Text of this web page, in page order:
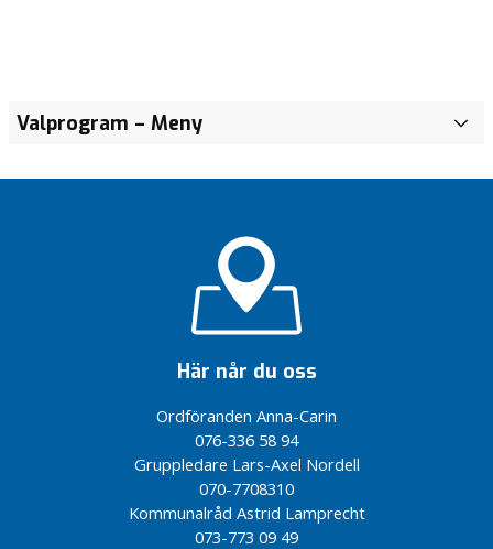
Valprogram – Meny
Här når du oss
Ordföranden Anna-Carin
076-336 58 94
Gruppledare Lars-Axel Nordell
070-7708310
Kommunalråd Astrid Lamprecht
073-773 09 49